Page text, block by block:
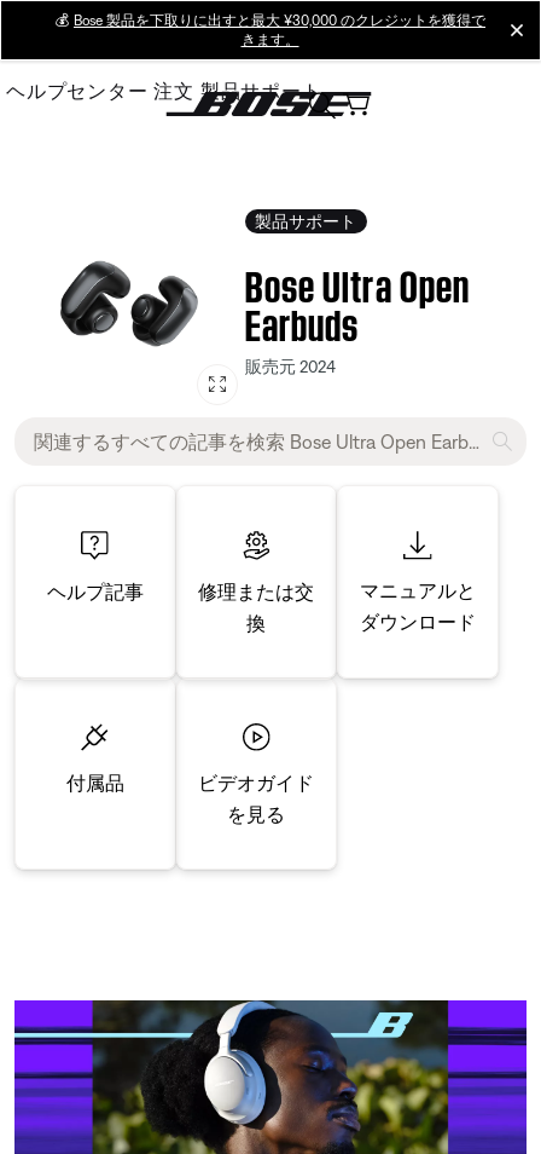
Main
💰 Bose 製品を下取りに出すと最大 ¥30,000 のクレジットを獲得で
きます。
ヘルプセンター 注文 製品サポート
製品サポート
Bose Ultra Open
Earbuds
販売元 2024
ヘルプ記事
修理または交
換
マニュアルと
ダウンロード
付属品
ビデオガイド
を見る